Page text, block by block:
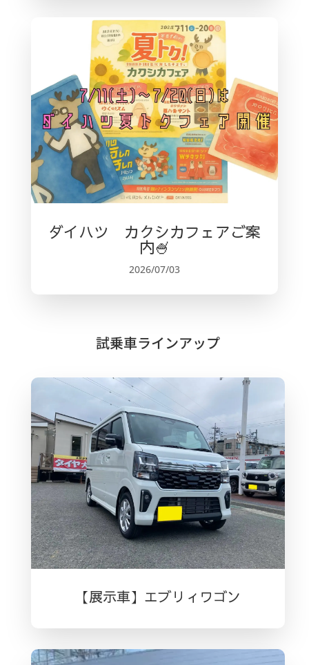
ダイハツ カクシカフェアご案
内🍧
2026/07/03
試乗車ラインアップ
【展示車】エブリィワゴン